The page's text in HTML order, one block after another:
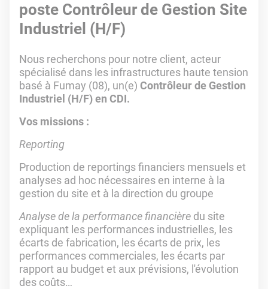
poste Contrôleur de Gestion Site
Industriel (H/F)
Nous recherchons pour notre client, acteur
spécialisé dans les infrastructures haute tension
basé à Fumay (08), un(e) Contrôleur de Gestion
Industriel (H/F) en CDI.
Vos missions :
Reporting
Production de reportings financiers mensuels et
analyses ad hoc nécessaires en interne à la
gestion du site et à la direction du groupe
Analyse de la performance financière du site
expliquant les performances industrielles, les
écarts de fabrication, les écarts de prix, les
performances commerciales, les écarts par
rapport au budget et aux prévisions, l'évolution
des coûts…